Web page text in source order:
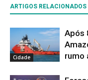
ARTIGOS RELACIONADOS
Cidade
Após
rumo